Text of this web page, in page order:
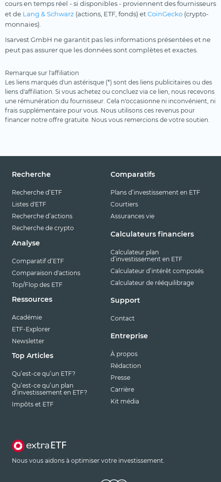
cours en temps réel - si disponibles - proviennent des fournisseurs
et de Lang & Schwarz (actions, ETF, fonds) etCoinGecko (crypto-
monnaies).
Isarvest GmbH ne garantit pas les informations présentées et ne
peut pas assurer que les données sont complètes et exactes.
Remarque sur l'affiliation
Les liens marqués d'un astérisque (*) sont des liens publicitaires ou des
liens d'affiliation. Si vous achetez ou concluez via ce lien, nous recevons
une rémunération du fournisseur. Cela n'occasionne ni inconvénient, ni
frais supplémentaire pour vous. Nous utilisons ces revenus pour
financer notre offre gratuite. Nous vous remercions de votre soutien.
Recherche
Recherche d’ETF
Listes d'ETF
Recherche d’actions
Recherche de crypto
Analyse
Comparatif d’ETF
Comparaison d'actions
Top/Flop des ETF
Ressources
Académie
ETF-Explorer
Newsletter
Top Articles
Qu’est-ce qu’un ETF?
Qu’est-ce qu’un plan
d’investissement en ETF?
Impôts et ETF
Comparatifs
Plans d’investissement en ETF
Courtiers
Assurances vie
Calculateurs financiers
Calculateur plan
d’investissement en ETF
Calculateur d’intérêt composés
Calculateur de rééquilibrage
Support
Contact
Entreprise
À propos
Rédaction
Presse
Carrière
Kit média
Nous vous aidons à optimiser votre investissement.